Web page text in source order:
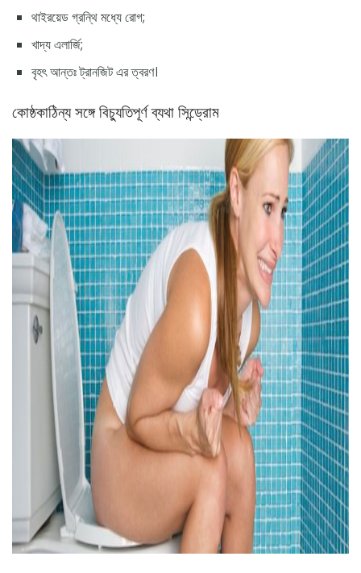
থাইরয়েড গ্রন্থি মধ্যে রোগ;
খাদ্য এলার্জি;
বৃহৎ আন্তঃ ট্রানজিট এর ত্বরণ।
কোষ্ঠকাঠিন্য সঙ্গে বিচ্যুতিপূর্ণ ব্যথা সিন্ড্রোম
ad